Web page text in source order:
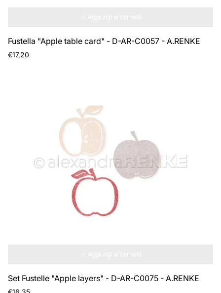
Fustella "Apple table card" - D-AR-C0057 - A.RENKE
Prezzo
€17,20
Set Fustelle "Apple layers" - D-AR-C0075 - A.RENKE
Prezzo